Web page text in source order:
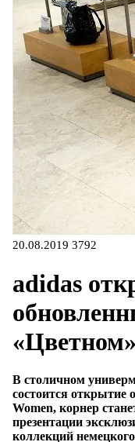
20.08.2019 3792
adidas
«Цветном»
В столичном
состоится открытие
Women, корнер
презентации
коллекций